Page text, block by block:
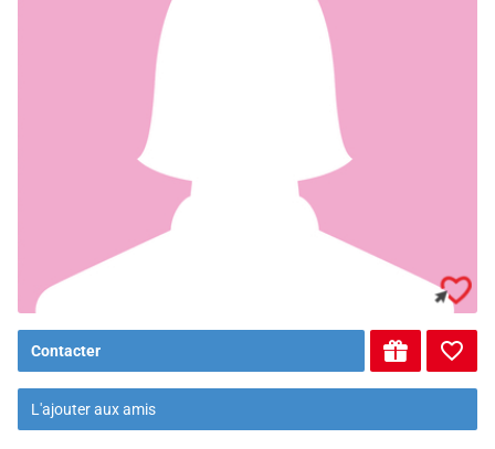
Contacter
L'ajouter aux amis